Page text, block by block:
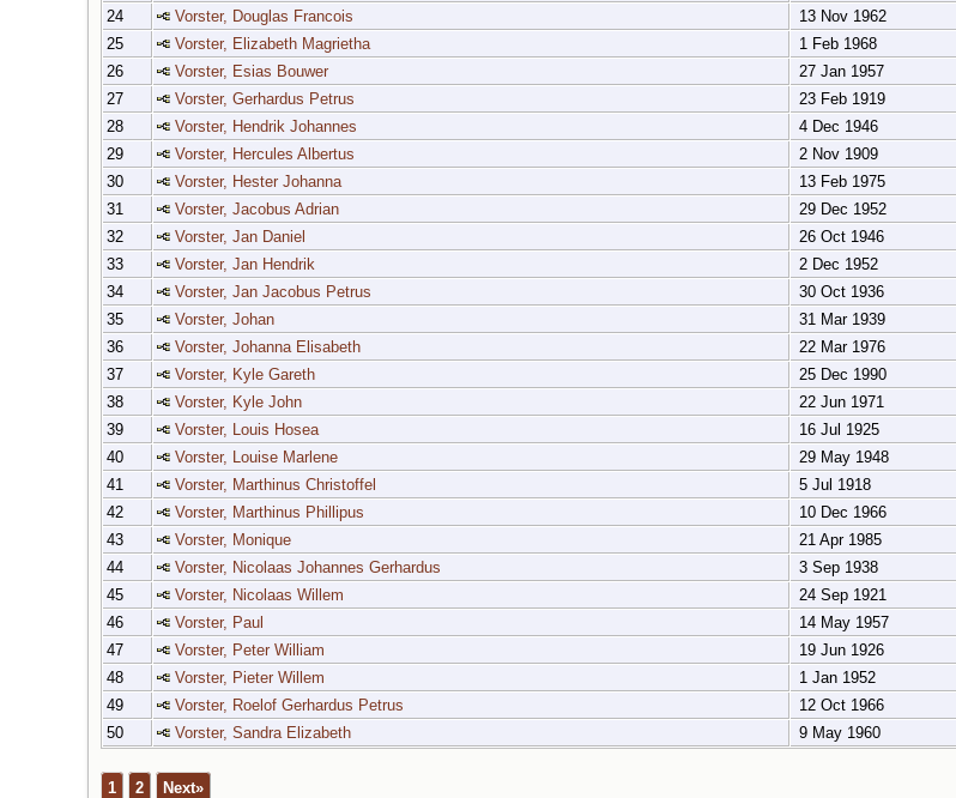
24
Vorster, Douglas Francois 13 Nov 1962
25
Vorster, Elizabeth Magrietha 1 Feb 1968
26
Vorster, Esias Bouwer 27 Jan 1957
27
Vorster, Gerhardus Petrus 23 Feb 1919
28
Vorster, Hendrik Johannes 4 Dec 1946
29
Vorster, Hercules Albertus 2 Nov 1909
30
Vorster, Hester Johanna 13 Feb 1975
31
Vorster, Jacobus Adrian 29 Dec 1952
32
Vorster, Jan Daniel 26 Oct 1946
33
Vorster, Jan Hendrik 2 Dec 1952
34
Vorster, Jan Jacobus Petrus 30 Oct 1936
35
Vorster, Johan 31 Mar 1939
36
Vorster, Johanna Elisabeth 22 Mar 1976
37
Vorster, Kyle Gareth 25 Dec 1990
38
Vorster, Kyle John 22 Jun 1971
39
Vorster, Louis Hosea 16 Jul 1925
40
Vorster, Louise Marlene 29 May 1948
41
Vorster, Marthinus Christoffel 5 Jul 1918
42
Vorster, Marthinus Phillipus 10 Dec 1966
43
Vorster, Monique 21 Apr 1985
44
Vorster, Nicolaas Johannes Gerhardus 3 Sep 1938
45
Vorster, Nicolaas Willem 24 Sep 1921
46
Vorster, Paul 14 May 1957
47
Vorster, Peter William 19 Jun 1926
48
Vorster, Pieter Willem 1 Jan 1952
49
Vorster, Roelof Gerhardus Petrus 12 Oct 1966
50
Vorster, Sandra Elizabeth 9 May 1960
1 2 Next»